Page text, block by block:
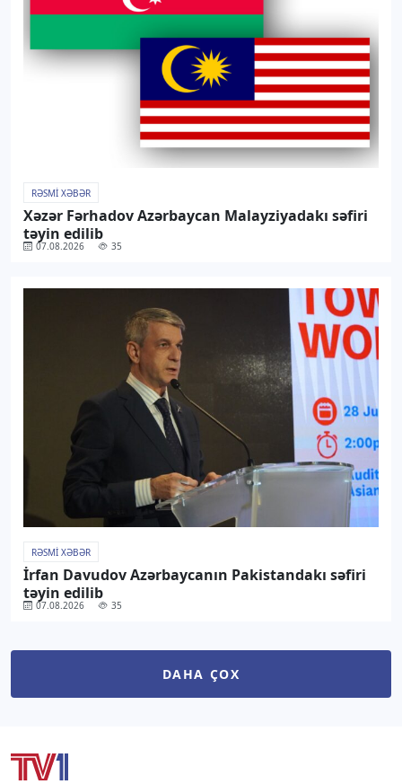
RƏSMI XƏBƏR
Xəzər Fərhadov Azərbaycan Malayziyadakı səfiri
təyin edilib
07.08.2026 35
RƏSMI XƏBƏR
İrfan Davudov Azərbaycanın Pakistandakı səfiri
təyin edilib
07.08.2026 35
DAHA ÇOX